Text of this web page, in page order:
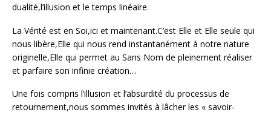
dualité,l’illusion et le temps linéaire.
La Vérité est en Soi,ici et maintenant.C’est Elle et Elle seule qui
nous libère,Elle qui nous rend instantanément à notre nature
originelle,Elle qui permet au Sans Nom de pleinement réaliser
et parfaire son infinie création…
Une fois compris l’illusion et l’absurdité du processus de
retournement,nous sommes invités à lâcher les « savoir-